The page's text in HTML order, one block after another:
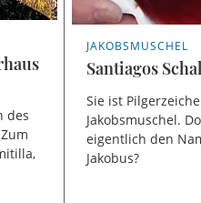
des
JAKOBSMUSCHEL
Santiagos
Sie ist
Jakobsmuschel.
eigentlich den
Jakobus?